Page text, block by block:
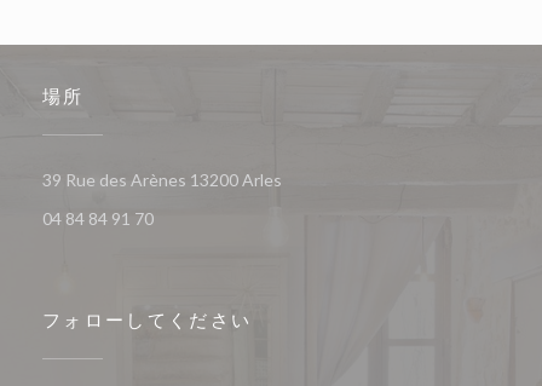
場所
39 Rue des Arènes 13200 Arles
04 84 84 91 70
フォローしてください